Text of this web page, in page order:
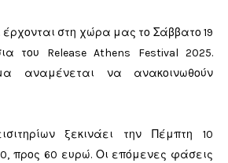
έρχονται στη χώρα μας το Σάββατο 19
του Release Athens Festival 2025.
αναμένεται να ανακοινωθούν
ξεκινάει την Πέμπτη 10
προς 60 ευρώ. Οι επόμενες φάσεις